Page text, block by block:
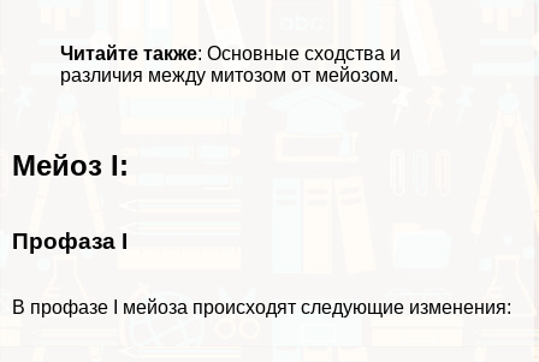
Читайте также: Основные сходства и
различия между митозом от мейозом.
Мейоз I:
Профаза I
В профазе I мейоза происходят следующие изменения: